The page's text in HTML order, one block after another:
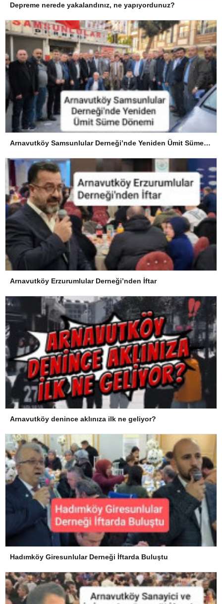
Depreme nerede yakalandınız, ne yapıyordunuz?
Arnavutköy Samsunlular Derneği’nde Yeniden Ümit Süme Dönemi
Arnavutköy Erzurumlular Derneği’nden İftar
Arnavutköy denince aklınıza ilk ne geliyor?
Hadımköy Giresunlular Derneği İftarda Buluştu